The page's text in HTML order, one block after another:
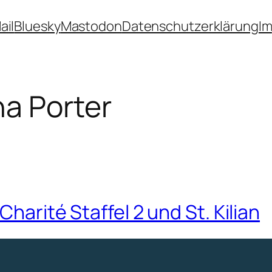
BlueskyMastodonDatenschutzerklärung
Porter
Staffel 2 und St. Kilian